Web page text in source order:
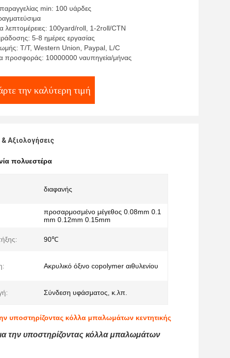
min: 100 υάρδες
λεπτομέρειες: 100yard/roll, 1-2roll/CTN
5-8 ημέρες εργασίας
T/T, Western Union, Paypal, L/C
προσφοράς: 10000000 ναυπηγεία/μήνας
την καλύτερη τιμή
Αξιολογήσεις
πολυεστέρα
διαφανής
προσαρμοσμένο μέγεθος 0.08mm 0.1
mm 0.12mm 0.15mm
90℃
Ακρυλικό όξινο copolymer αιθυλενίου
Σύνδεση υφάσματος, κ.λπ.
υποστηρίζοντας κόλλα μπαλωμάτων κεντητικής
την υποστηρίζοντας κόλλα μπαλωμάτων